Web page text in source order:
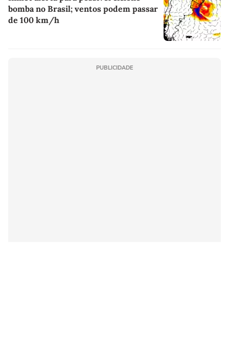
bomba no Brasil; ventos podem passar
de 100 km/h
PUBLICIDADE